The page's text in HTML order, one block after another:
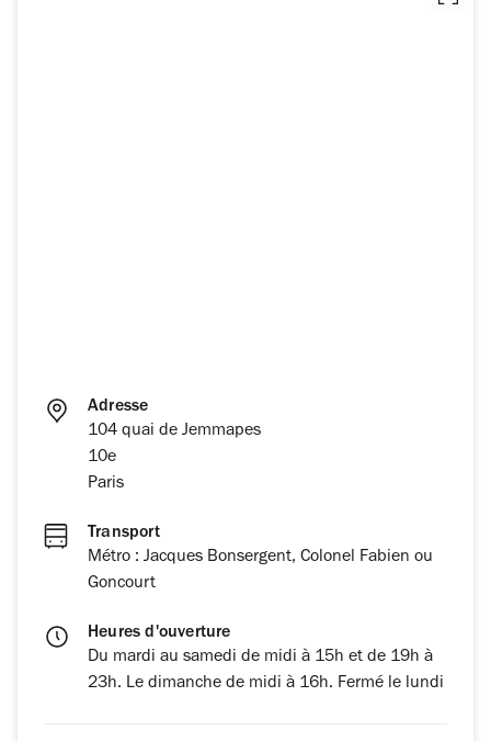
Adresse
104 quai de Jemmapes
10e
Paris
Transport
Métro : Jacques Bonsergent, Colonel Fabien ou
Goncourt
Heures d'ouverture
Du mardi au samedi de midi à 15h et de 19h à
23h. Le dimanche de midi à 16h. Fermé le lundi